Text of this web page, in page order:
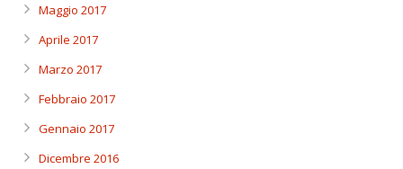
Maggio 2017
Aprile 2017
Marzo 2017
Febbraio 2017
Gennaio 2017
Dicembre 2016